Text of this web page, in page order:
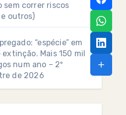
sem correr riscos
outros)
“espécie” em
extinção. Mais 150 mil
num ano – 2º
de 2026